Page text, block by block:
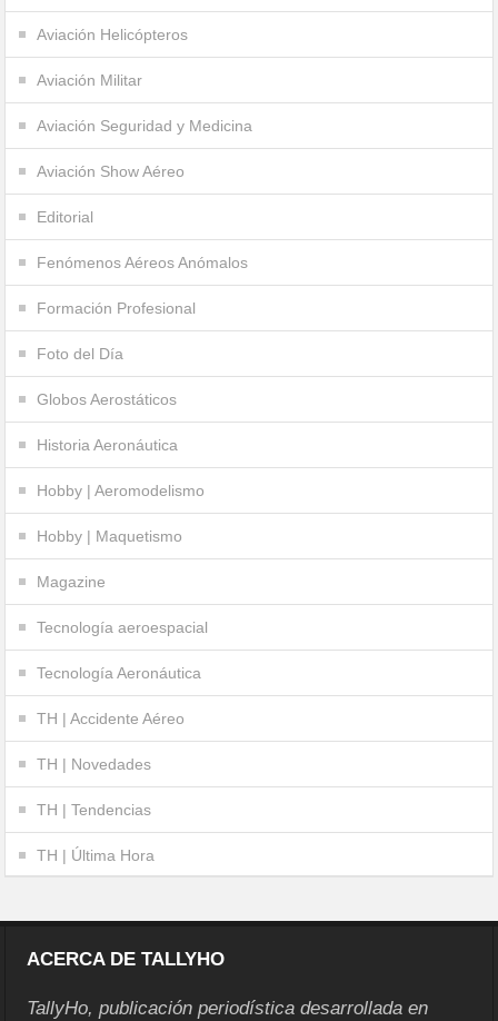
Aviación Helicópteros
Aviación Militar
Aviación Seguridad y Medicina
Aviación Show Aéreo
Editorial
Fenómenos Aéreos Anómalos
Formación Profesional
Foto del Día
Globos Aerostáticos
Historia Aeronáutica
Hobby | Aeromodelismo
Hobby | Maquetismo
Magazine
Tecnología aeroespacial
Tecnología Aeronáutica
TH | Accidente Aéreo
TH | Novedades
TH | Tendencias
TH | Última Hora
ACERCA DE TALLYHO
TallyHo, publicación periodística desarrollada en